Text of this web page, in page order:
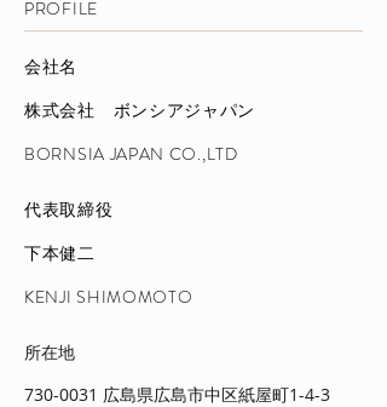
PROFILE​
会社名
株式会社 ボンシアジャパン
BORNSIA JAPAN CO.,LTD
代表取締役
​下本健二
​KENJI SHIMOMOTO
所在地
730-0031 広島県広島市中区紙屋町1-4-3